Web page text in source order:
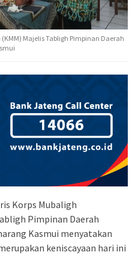
Majelis Tabligh Pimpinan Daerah
Korps Mubaligh
Pimpinan Daerah
Kasmui menyatakan
keniscayaan hari ini